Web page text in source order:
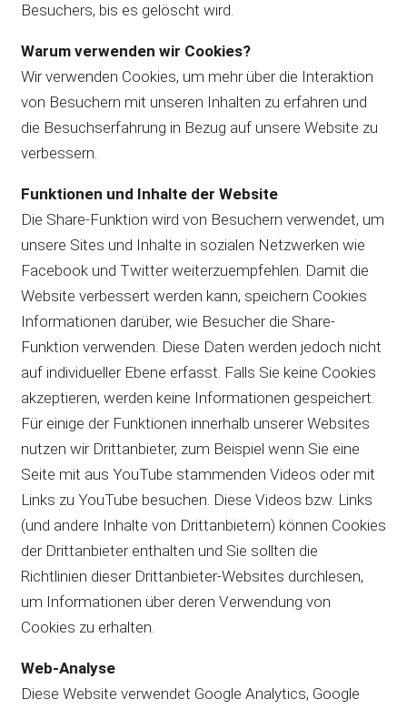
Besuchers, bis es gelöscht wird.
Warum verwenden wir Cookies?
Wir verwenden Cookies, um mehr über die Interaktion
von Besuchern mit unseren Inhalten zu erfahren und
die Besuchserfahrung in Bezug auf unsere Website zu
verbessern.
Funktionen und Inhalte der Website
Die Share-Funktion wird von Besuchern verwendet, um
unsere Sites und Inhalte in sozialen Netzwerken wie
Facebook und Twitter weiterzuempfehlen. Damit die
Website verbessert werden kann, speichern Cookies
Informationen darüber, wie Besucher die Share-
Funktion verwenden. Diese Daten werden jedoch nicht
auf individueller Ebene erfasst. Falls Sie keine Cookies
akzeptieren, werden keine Informationen gespeichert.
Für einige der Funktionen innerhalb unserer Websites
nutzen wir Drittanbieter, zum Beispiel wenn Sie eine
Seite mit aus YouTube stammenden Videos oder mit
Links zu YouTube besuchen. Diese Videos bzw. Links
(und andere Inhalte von Drittanbietern) können Cookies
der Drittanbieter enthalten und Sie sollten die
Richtlinien dieser Drittanbieter-Websites durchlesen,
um Informationen über deren Verwendung von
Cookies zu erhalten.
Web-Analyse
Diese Website verwendet Google Analytics, Google